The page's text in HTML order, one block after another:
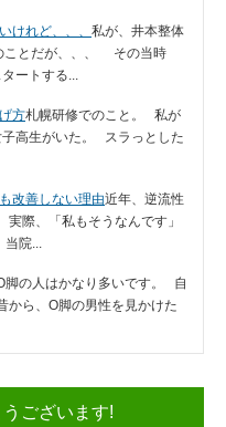
けれど、、、 私が、井本整体
ことだが、、、 その当時
ートする...
方札幌研修でのこと。 私が
高生がいた。 スラっとした
改善しない理由近年、逆流性
際、「私もそうなんです」
院...
脚の人はかなり多いです。 自
ら、O脚の男性を見かけた
ございます!